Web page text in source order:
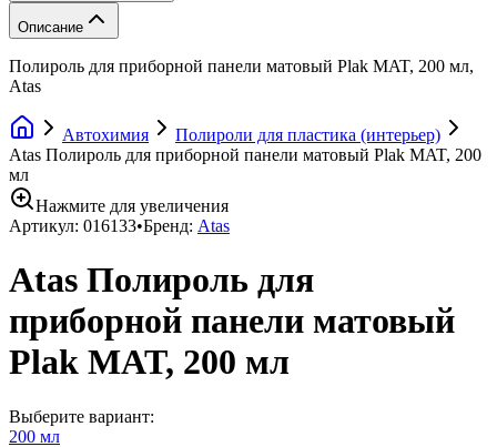
Описание
Полироль для приборной панели матовый Plak MAT, 200 мл,
Atas
Автохимия
Полироли для пластика (интерьер)
Atas Полироль для приборной панели матовый Plak MAT, 200
мл
Нажмите для увеличения
Артикул: 016133•Бренд: Atas
Atas Полироль для
приборной панели матовый
Plak MAT, 200 мл
Выберите вариант:
200 мл